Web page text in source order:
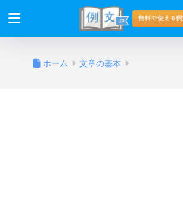
ホーム 文章の基本